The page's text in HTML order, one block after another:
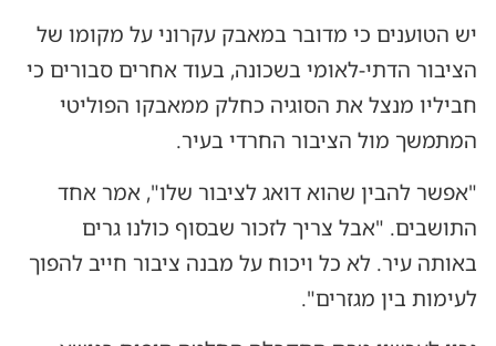
יש הטוענים כי מדובר במאבק עקרוני על מקומו של
הציבור הדתי-לאומי בשכונה, בעוד אחרים סבורים כי
חביליו מנצל את הסוגיה כחלק ממאבקו הפוליטי
המתמשך מול הציבור החרדי בעיר.
"אפשר להבין שהוא דואג לציבור שלו", אמר אחד
התושבים. "אבל צריך לזכור שבסוף כולנו גרים
באותה עיר. לא כל ויכוח על מבנה ציבור חייב להפוך
לעימות בין מגזרים".